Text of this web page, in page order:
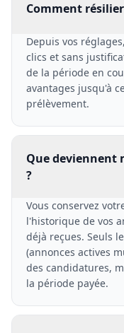
Comment
Depuis vos
clics et sans
de la période en
avantages jusqu'à
prélèvement.
Que deviennent
?
Vous conservez
l'historique de vos
déjà reçues. Seuls
(annonces actives
des candidatures,
la période payée.